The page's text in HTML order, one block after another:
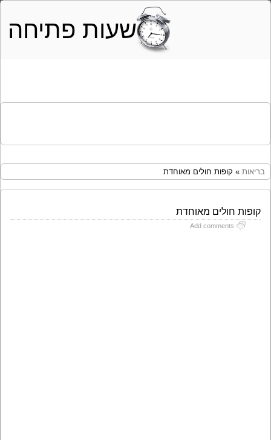
שעות פתיחה
בריאות » קופות חולים מאוחדת
קופות חולים מאוחדת
Add comments